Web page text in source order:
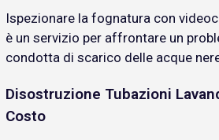
Ispezionare la fognatura con
è un servizio per affrontare un
condotta di scarico delle acque
Disostruzione Tubazioni
Costo